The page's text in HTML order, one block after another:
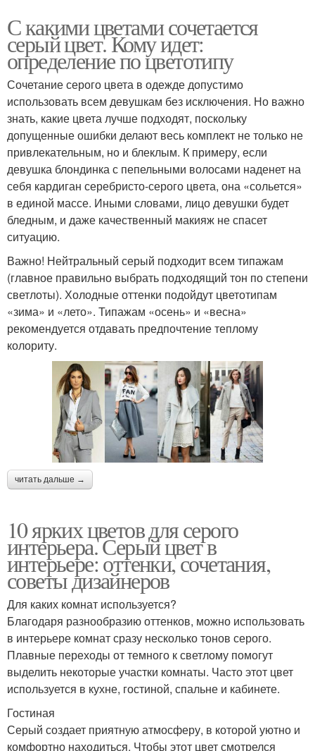
С какими цветами сочетается
серый цвет. Кому идет:
определение по цветотипу
Сочетание серого цвета в одежде допустимо
использовать всем девушкам без исключения. Но важно
знать, какие цвета лучше подходят, поскольку
допущенные ошибки делают весь комплект не только не
привлекательным, но и блеклым. К примеру, если
девушка блондинка с пепельными волосами наденет на
себя кардиган серебристо-серого цвета, она «сольется»
в единой массе. Иными словами, лицо девушки будет
бледным, и даже качественный макияж не спасет
ситуацию.
Важно! Нейтральный серый подходит всем типажам
(главное правильно выбрать подходящий тон по степени
светлоты). Холодные оттенки подойдут цветотипам
«зима» и «лето». Типажам «осень» и «весна»
рекомендуется отдавать предпочтение теплому
колориту.
читать дальше →
10 ярких цветов для серого
интерьера. Серый цвет в
интерьере: оттенки, сочетания,
советы дизайнеров
Для каких комнат используется?
Благодаря разнообразию оттенков, можно использовать
в интерьере комнат сразу несколько тонов серого.
Плавные переходы от темного к светлому помогут
выделить некоторые участки комнаты. Часто этот цвет
используется в кухне, гостиной, спальне и кабинете.
Гостиная
Серый создает приятную атмосферу, в которой уютно и
комфортно находиться. Чтобы этот цвет смотрелся